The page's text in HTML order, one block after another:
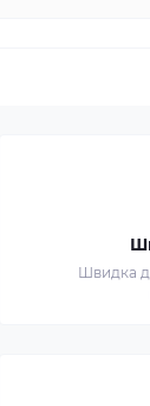
Швидка